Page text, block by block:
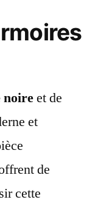
noireet de
et
de
cette